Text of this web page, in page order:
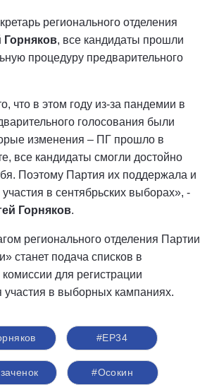
регионального отделения
Горняков, все кандидаты прошли
процедуру предварительного
что в этом году из-за пандемии в
голосования были
изменения – ПГ прошло в
все кандидаты смогли достойно
Поэтому Партия их поддержала и
в сентябрьских выборах», -
Горняков.
регионального отделения Партии
станет подача списков в
для регистрации
участия в выборных кампаниях.
#ЕР34
#Осокин